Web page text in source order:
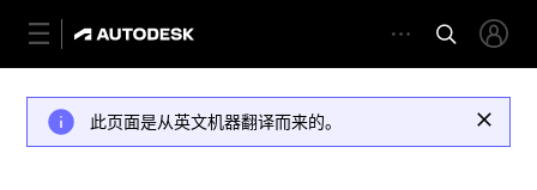
此页面是从英文机器翻译而来的。